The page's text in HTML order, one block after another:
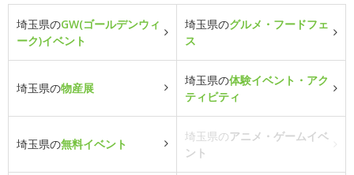
埼玉県のGW(ゴールデンウィ
ーク)イベント
埼玉県のグルメ・フードフェ
ス
埼玉県の物産展
埼玉県の体験イベント・アク
ティビティ
埼玉県の無料イベント
埼玉県のアニメ・ゲームイベ
ント